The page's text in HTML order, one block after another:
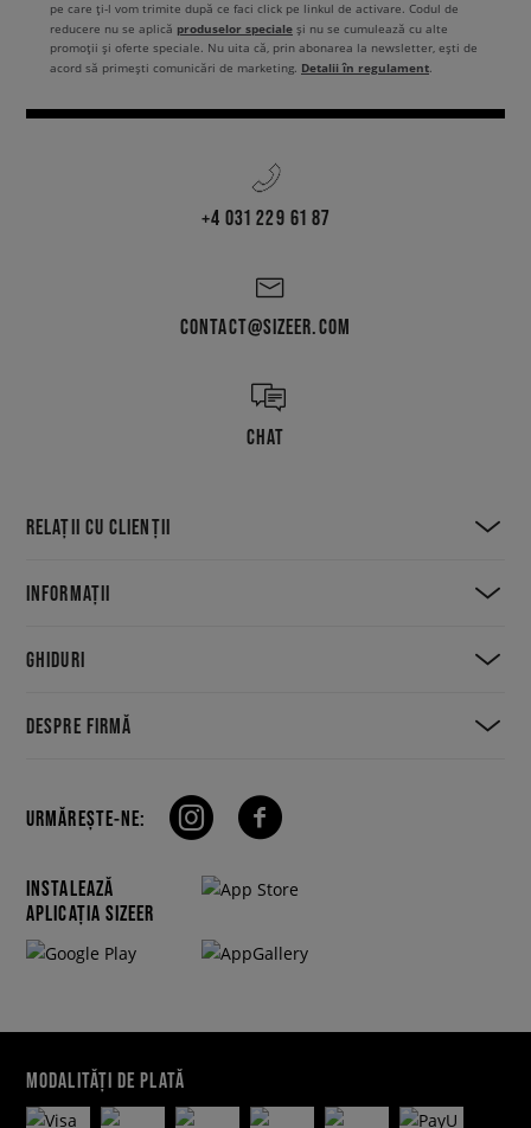
pe care ți-l vom trimite după ce faci click pe linkul de activare. Codul de
reducere nu se aplică produselor speciale și nu se cumulează cu alte
promoții și oferte speciale. Nu uita că, prin abonarea la newsletter, ești de
acord să primești comunicări de marketing. Detalii în regulament.
+4 031 229 61 87
CONTACT@SIZEER.COM
CHAT
RELAȚII CU CLIENȚII
INFORMAȚII
GHIDURI
DESPRE FIRMĂ
URMĂREȘTE-NE:
INSTALEAZĂ
APLICAȚIA SIZEER
MODALITĂȚI DE PLATĂ